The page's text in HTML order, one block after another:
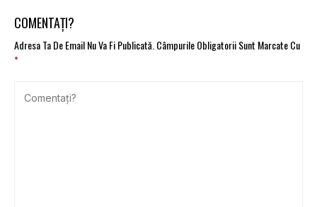
COMENTAȚI?
Adresa Ta De Email Nu Va Fi Publicată. Câmpurile Obligatorii Sunt Marcate Cu
*